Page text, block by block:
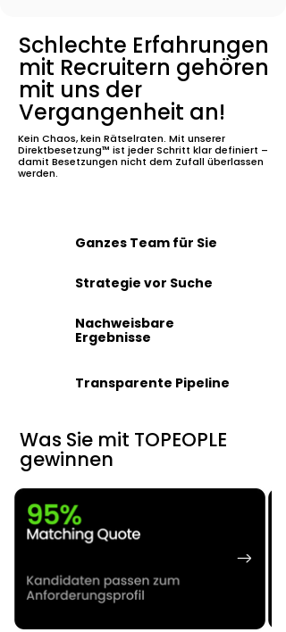
Schlechte Erfahrungen
mit Recruitern gehören
mit uns der
Vergangenheit an!
Kein Chaos, kein Rätselraten. Mit unserer
Direktbesetzung™ ist jeder Schritt klar definiert –
damit Besetzungen nicht dem Zufall überlassen
werden.
Ganzes Team für Sie
Strategie vor Suche
Nachweisbare
Ergebnisse
Transparente Pipeline
Was Sie mit TOPEOPLE
gewinnen